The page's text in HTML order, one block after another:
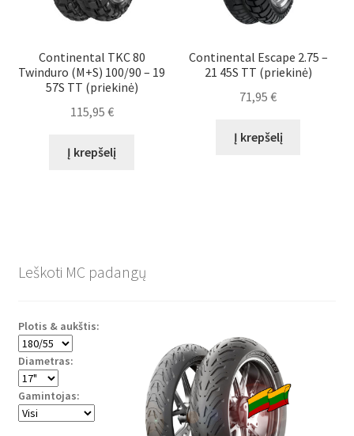
Continental TKC 80
Twinduro (M+S) 100/90 – 19
57S TT (priekinė)
115,95 €
Į krepšelį
Continental Escape 2.75 –
21 45S TT (priekinė)
71,95€
Į krepšelį
Leškoti MC padangų
Plotis & aukštis:
Diametras:
Gamintojas: